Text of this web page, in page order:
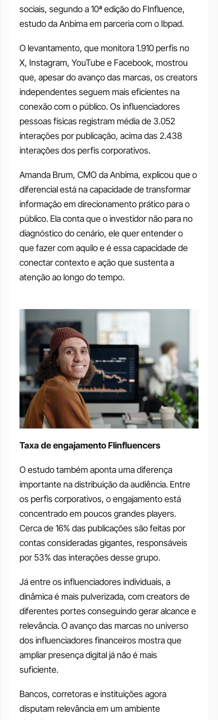
sociais, segundo a 10ª edição do FInfluence,
estudo da Anbima em parceria com o Ibpad.
O levantamento, que monitora 1.910 perfis no
X, Instagram, YouTube e Facebook, mostrou
que, apesar do avanço das marcas, os creators
independentes seguem mais eficientes na
conexão com o público. Os influenciadores
pessoas físicas registram média de 3.052
interações por publicação, acima das 2.438
interações dos perfis corporativos.
Amanda Brum, CMO da Anbima, explicou que o
diferencial está na capacidade de transformar
informação em direcionamento prático para o
público. Ela conta que o investidor não para no
diagnóstico do cenário, ele quer entender o
que fazer com aquilo e é essa capacidade de
conectar contexto e ação que sustenta a
atenção ao longo do tempo.
Taxa de engajamento Flinfluencers
O estudo também aponta uma diferença
importante na distribuição da audiência. Entre
os perfis corporativos, o engajamento está
concentrado em poucos grandes players.
Cerca de 16% das publicações são feitas por
contas consideradas gigantes, responsáveis
por 53% das interações desse grupo.
Já entre os influenciadores individuais, a
dinâmica é mais pulverizada, com creators de
diferentes portes conseguindo gerar alcance e
relevância. O avanço das marcas no universo
dos influenciadores financeiros mostra que
ampliar presença digital já não é mais
suficiente.
Bancos, corretoras e instituições agora
disputam relevância em um ambiente